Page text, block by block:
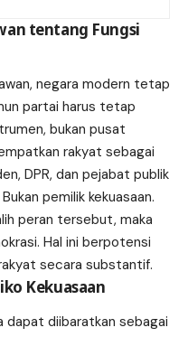
tentang Fungsi
negara modern tetap
partai harus tetap
bukan pusat
rakyat sebagai
DPR, dan pejabat publik
pemilik kekuasaan.
peran tersebut, maka
Hal ini berpotensi
secara substantif.
Kekuasaan
dapat diibaratkan sebagai